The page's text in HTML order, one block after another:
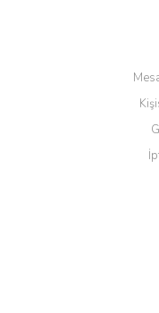
Ürün fiyatı diğer
Bu ürüne benzer